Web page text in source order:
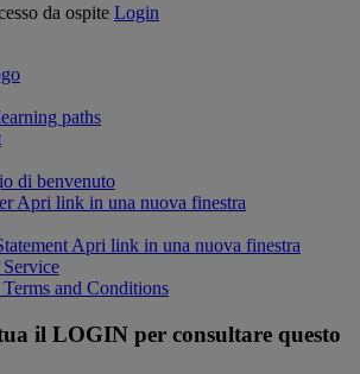
da ospite Login
paths
di benvenuto
Apri link in una nuova finestra
Apri link in una nuova finestra
and Conditions
il LOGIN per consultare questo